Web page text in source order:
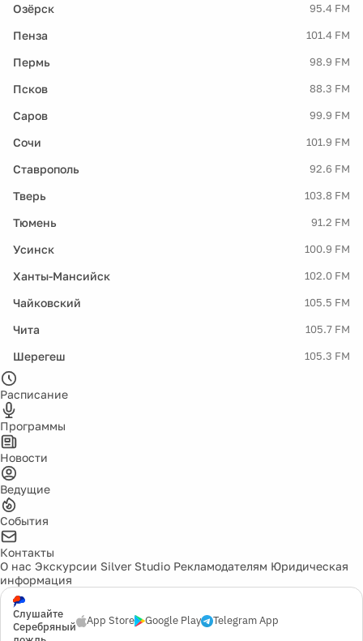
Озёрск 95.4 FM
Пенза 101.4 FM
Пермь 98.9 FM
Псков 88.3 FM
Саров 99.9 FM
Сочи 101.9 FM
Ставрополь 92.6 FM
Тверь 103.8 FM
Тюмень 91.2 FM
Усинск 100.9 FM
Ханты-Мансийск 102.0 FM
Чайковский 105.5 FM
Чита 105.7 FM
Шерегеш 105.3 FM
Расписание
Программы
Новости
Ведущие
События
Контакты
О нас Экскурсии Silver Studio Рекламодателям Юридическая
информация
Слушайте
Серебряный
App Store Google Play Telegram App